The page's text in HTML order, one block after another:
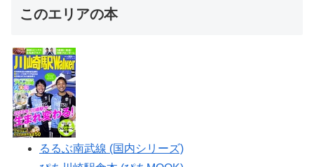
このエリアの本
るるぶ南武線 (国内シリーズ)